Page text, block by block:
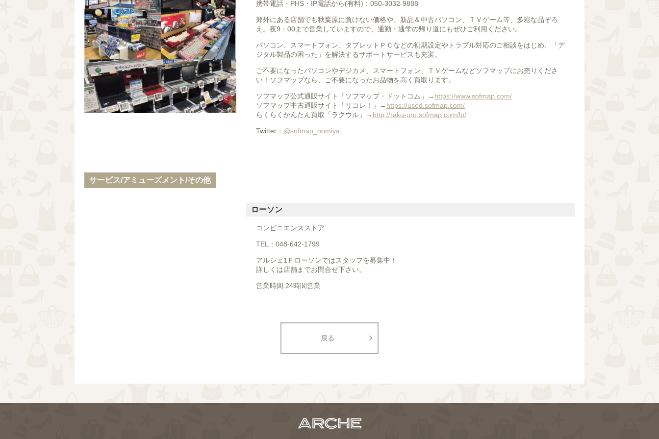
携帯電話・PHS・IP電話から(有料)：050-3032-9888
郊外にある店舗でも秋葉原に負けない価格や、新品＆中古パソコン、ＴＶゲーム等、多彩な品ぞろ
え。夜9：00まで営業していますので、通勤・通学の帰り道にもぜひご利用ください。
パソコン、スマートフォン、タブレットＰＣなどの初期設定やトラブル対応のご相談をはじめ、「デ
ジタル製品の困った」を解決するサポートサービスも充実。
ご不要になったパソコンやデジカメ、スマートフォン、ＴＶゲームなどソフマップにお売りくださ
い！ソフマップなら、ご不要になったお品物を高く買取ります。
ソフマップ公式通販サイト「ソフマップ・ドットコム」→ https://www.sofmap.com/
ソフマップ中古通販サイト「リコレ！」→ https://used.sofmap.com/
らくらくかんたん買取「ラクウル」→ http://raku-uru.sofmap.com/lp/
Twitter： @sofmap_oomiya
サービス/アミューズメント/その他
ローソン
コンビニエンスストア
TEL：048-642-1799
アルシェ1Ｆローソンではスタッフを募集中！
詳しくは店舗までお問合せ下さい。
営業時間:24時間営業
戻る